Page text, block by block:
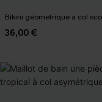
Bikini géométrique à col
36,00 €